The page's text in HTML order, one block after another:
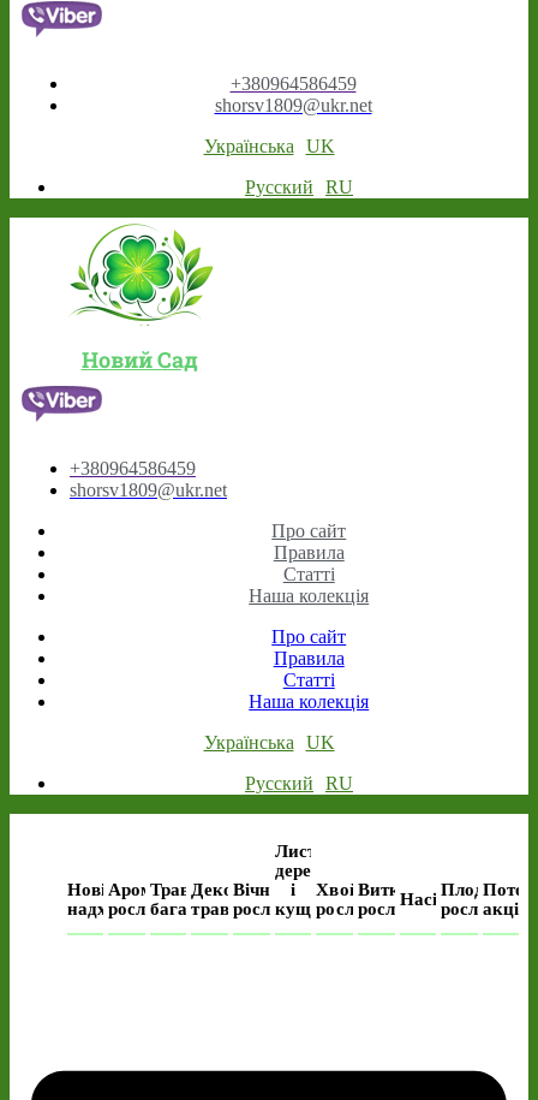
+380964586459
shorsv1809@ukr.net
Українська
UK
Русский
RU
Новий Сад
+380964586459
shorsv1809@ukr.net
Про сайт
Правила
Статті
Наша колекція
Про сайт
Правила
Статті
Наша колекція
Українська
UK
Русский
RU
Нові
надходження
Ароматичні
рослини
Трав’янисті
багаторічні
Декоративні
трави
Вічнозелені
рослини
Листяні
дерева
і
кущі
Хвойні
рослини
Виткі
рослиниНасінняПлодові
рослини
акція